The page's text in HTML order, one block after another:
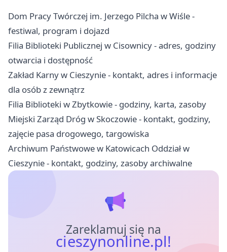
Dom Pracy Twórczej im. Jerzego Pilcha w Wiśle -
festiwal, program i dojazd
Filia Biblioteki Publicznej w Cisownicy - adres, godziny
otwarcia i dostępność
Zakład Karny w Cieszynie - kontakt, adres i informacje
dla osób z zewnątrz
Filia Biblioteki w Zbytkowie - godziny, karta, zasoby
Miejski Zarząd Dróg w Skoczowie - kontakt, godziny,
zajęcie pasa drogowego, targowiska
Archiwum Państwowe w Katowicach Oddział w
Cieszynie - kontakt, godziny, zasoby archiwalne
Zareklamuj się na
cieszynonline.pl!